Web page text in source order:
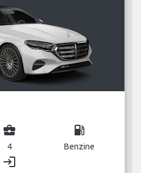
business_center
4
local_gas_station
Benzine
login